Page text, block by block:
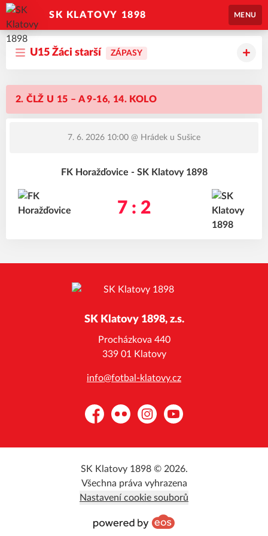
SK KLATOVY 1898 MENU
U15 Žáci starší ZÁPASY
2. ČLŽ U 15 – A 9-16, 14. KOLO
7. 6. 2026 10:00 @ Hrádek u Sušice
FK Horažďovice - SK Klatovy 1898
7 : 2
SK Klatovy 1898, z.s.
Procházkova 440
339 01 Klatovy
info@fotbal-klatovy.cz
FacebookFlickr InstagramYouTube
SK Klatovy 1898 © 2026.
Všechna práva vyhrazena
Nastavení cookie souborů